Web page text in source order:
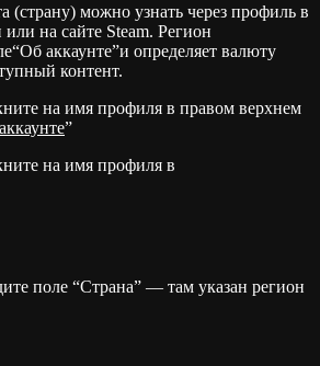
(страну) можно узнать через профиль в
на сайте Steam. Регион
аккаунте”и определяет валюту
контент.
на имя профиля в правом верхнем
”
на имя профиля в
поле “Страна” — там указан регион